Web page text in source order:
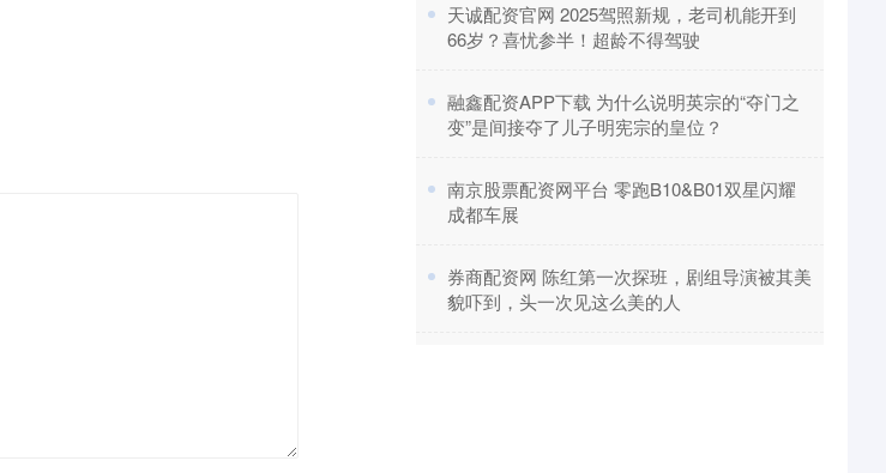
​天诚配资官网 2025驾照新规，老司机能开到
66岁？喜忧参半！超龄不得驾驶
​融鑫配资APP下载 为什么说明英宗的“夺门之
变”是间接夺了儿子明宪宗的皇位？
​南京股票配资网平台 零跑B10&B01双星闪耀
成都车展
​券商配资网 陈红第一次探班，剧组导演被其美
貌吓到，头一次见这么美的人